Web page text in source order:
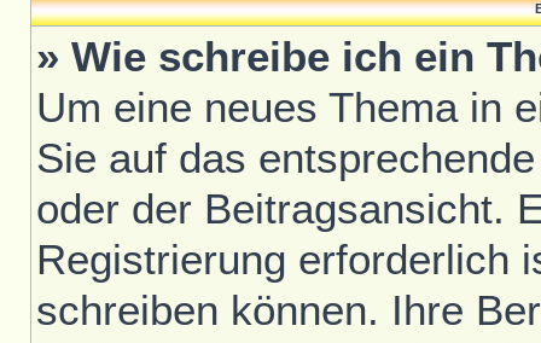
» Wie schreibe ich ein
Um eine neues Thema in
Sie auf das
oder der Beitragsansicht.
Registrierung erforderlich
schreiben können. Ihre